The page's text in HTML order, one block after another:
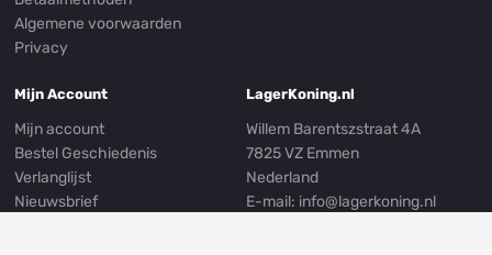
Algemene voorwaarden
Privacy
Mijn Account
Mijn account
Bestel Geschiedenis
Verlanglijst
Nieuwsbrief
LagerKoning.nl
Willem Barentszstraat 4A
7825 VZ Emmen
Nederland
E-mail: info@lagerkoning.nl